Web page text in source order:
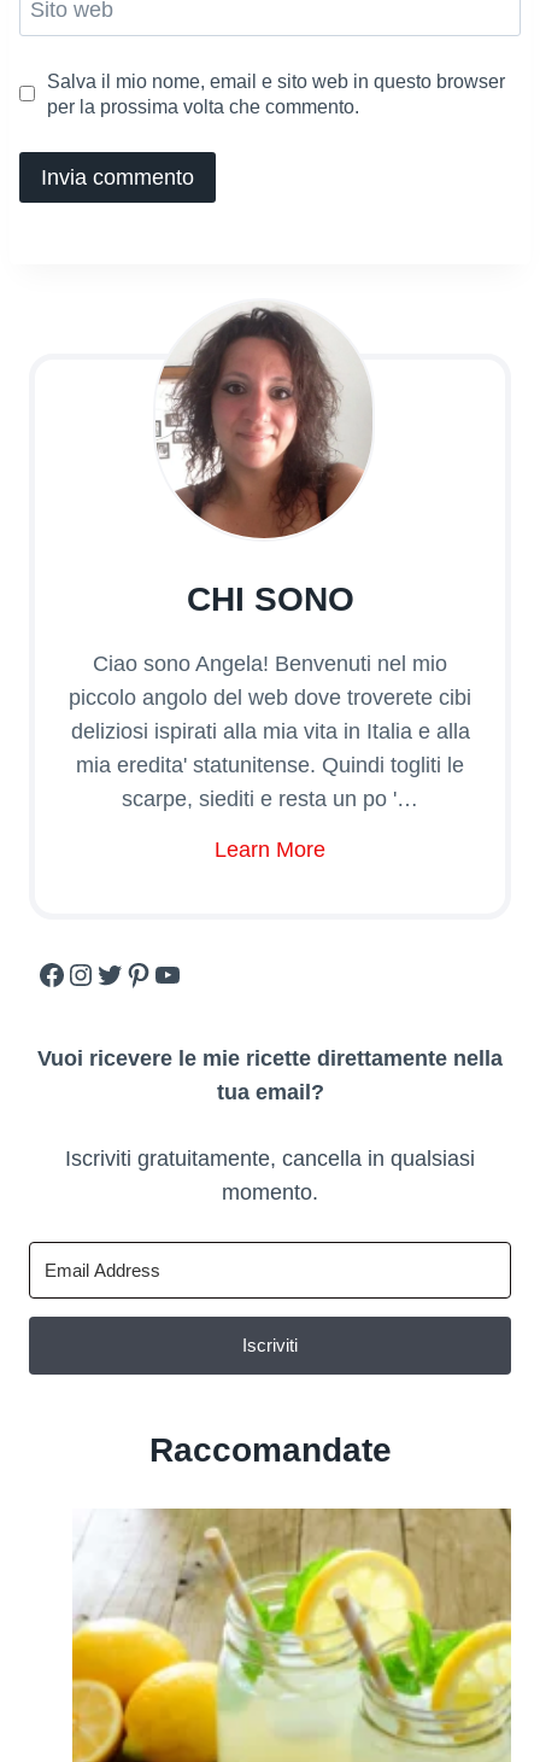
Sito web
Salva il mio nome, email e sito web in questo browser
per la prossima volta che commento.
CHI SONO
Ciao sono Angela! Benvenuti nel mio
piccolo angolo del web dove troverete cibi
deliziosi ispirati alla mia vita in Italia e alla
mia eredita' statunitense. Quindi togliti le
scarpe, siediti e resta un po '…
Learn More
Facebook
Instagram
Twitter
Pinterest
YouTube
Vuoi ricevere le mie ricette direttamente nella
tua email?
Iscriviti gratuitamente, cancella in qualsiasi
momento.
Iscriviti
Raccomandate